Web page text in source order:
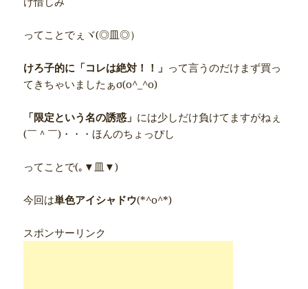
ってことでぇヾ(◎皿◎）
けろ子的に「コレは絶対！！」 って言うのだけまず買っ
てきちゃいましたぁσ(o^_^o)
「限定という名の誘惑」 には少しだけ負けてますがねぇ
(￣＾￣)・・・ほんのちょっぴし
ってことで(｡▼皿▼)
今回は単色アイシャドウ(*^o^*)
スポンサーリンク